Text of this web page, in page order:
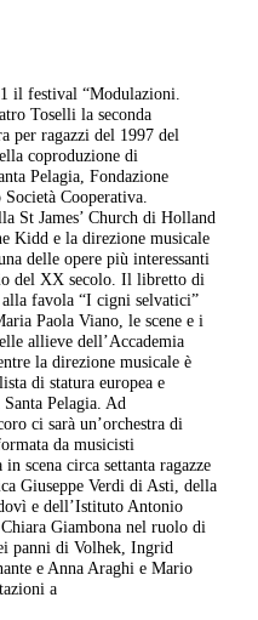
il festival “Modulazioni.
Toselli la seconda
per ragazzi del 1997 del
coproduzione di
Pelagia, Fondazione
Cooperativa.
St James’ Church di Holland
Kidd e la direzione musicale
delle opere più interessanti
del XX secolo. Il libretto di
favola “I cigni selvatici”
Paola Viano, le scene e i
allieve dell’Accademia
la direzione musicale è
di statura europea e
Pelagia. Ad
ci sarà un’orchestra di
da musicisti
scena circa settanta ragazze
Giuseppe Verdi di Asti, della
e dell’Istituto Antonio
Giambona nel ruolo di
panni di Volhek, Ingrid
e Anna Araghi e Mario
a